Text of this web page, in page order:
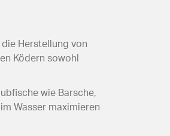
Herstellung von
Ködern sowohl
wie Barsche,
Wasser maximieren